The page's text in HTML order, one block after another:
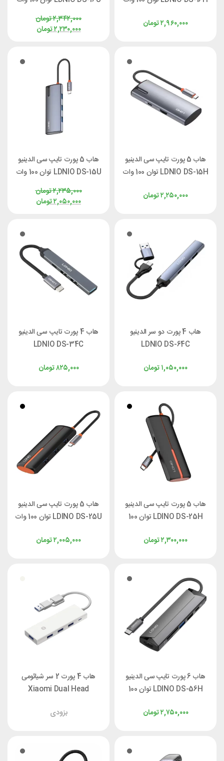
تومان۲,۹۶۰,۰۰۰
تومان۲,۳۴۲,۰۰۰
تومان۲,۲۳۰,۰۰۰
هاب 5 پورت تایپ سی الدینیو
LDNIO DS-15H توان 100 وات
تومان۲,۲۵۰,۰۰۰
هاب 5 پورت تایپ سی الدینیو
LDNIO DS-15U توان 100 وات
تومان۲,۲۳۵,۰۰۰
تومان۲,۰۵۰,۰۰۰
هاب 4 پورت دو سر الدینیو
LDNIO DS-64C
تومان۱,۰۵۰,۰۰۰
هاب 4 پورت تایپ سی الدینیو
LDNIO DS-34C
تومان۸۲۵,۰۰۰
هاب 5 پورت تایپ سی الدینیو
LDINO DS-25H توان 100
تومان۲,۳۰۰,۰۰۰
هاب 5 پورت تایپ سی الدینیو
LDINO DS-25U توان 100 وات
تومان۲,۰۰۵,۰۰۰
هاب 6 پورت تایپ سی الدینیو
LDINO DS-56H توان 100
تومان۲,۷۵۰,۰۰۰
هاب 4 پورت 2 سر شیائومی
Xiaomi Dual Head
بزودی